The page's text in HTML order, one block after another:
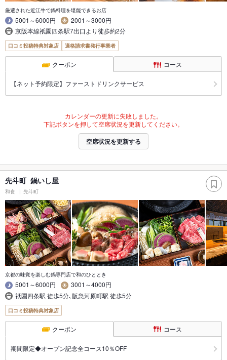
厳選された近江牛で鍋料理を堪能できるお店
5001～6000円
2001～3000円
京阪本線祇園四条駅7出口より徒歩約2分
口コミ投稿特典対象店 適格請求書発行事業者
クーポン コース
【ネット予約限定】ファーストドリンクサービス
カレンダーの更新に失敗しました。
下記ボタンを押して空席状況を更新してください。
空席状況を更新する
先斗町 鍋いし屋
和食 先斗町
京都の味覚を楽しむ鍋専門店で和のひととき
5001～6000円
3001～4000円
祇園四条駅 徒歩5分､阪急河原町駅 徒歩5分
口コミ投稿特典対象店
クーポン コース
期間限定◆オープン記念全コース10％OFF